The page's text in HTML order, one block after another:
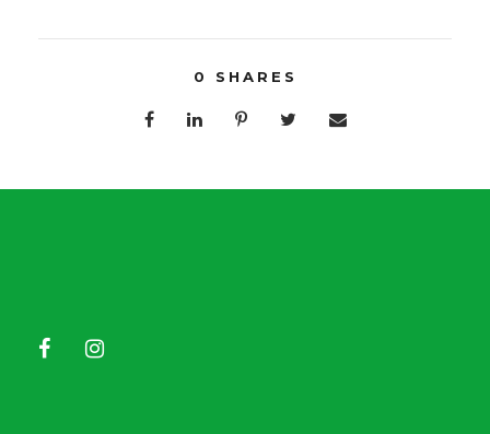
0 SHARES